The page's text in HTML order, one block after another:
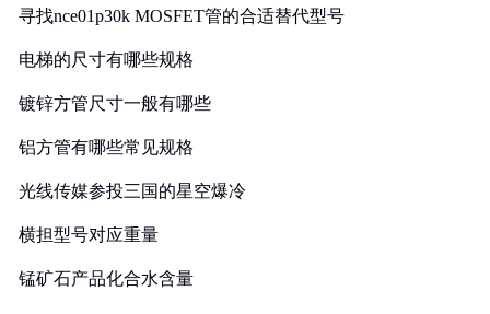
寻找nce01p30k MOSFET管的合适替代型号
电梯的尺寸有哪些规格
镀锌方管尺寸一般有哪些
铝方管有哪些常见规格
光线传媒参投三国的星空爆冷
横担型号对应重量
锰矿石产品化合水含量